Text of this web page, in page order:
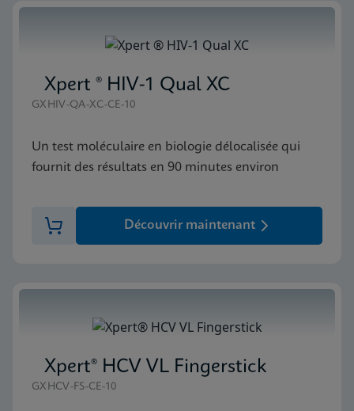
Xpert ® HIV-1 Qual XC
GXHIV-QA-XC-CE-10
Un test moléculaire en biologie délocalisée qui
fournit des résultats en 90 minutes environ
Découvrir maintenant
Xpert® HCV VL Fingerstick
GXHCV-FS-CE-10